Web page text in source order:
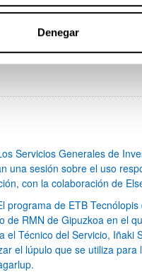
Denegar
Páginas intermedias Use TAB
PáginaPágina
10 11
Servicios Generales de
una sesión sobre el uso
con la colaboración de
programa de ETB Tecnólopis
de RMN de Gipuzkoa en el
el Técnico del Servicio, Iñaki
el lúpulo que se utiliza para